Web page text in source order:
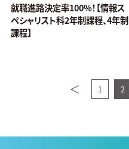
就職進路決定率100%！【情報ス
ペシャリスト科2年制課程、4年制
課程】
＜ 1 2